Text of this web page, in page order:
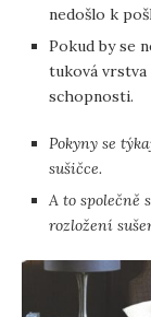
nedošlo k
Pokud by se
tuková
schopnosti.
Pokyny se
sušičce.
A to společně
rozložení